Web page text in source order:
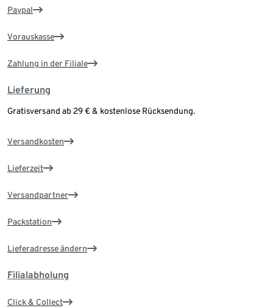
Paypal
Vorauskasse
Zahlung in der Filiale
Lieferung
Gratisversand ab 29 € & kostenlose Rücksendung.
Versandkosten
Lieferzeit
Versandpartner
Packstation
Lieferadresse ändern
Filialabholung
Click & Collect